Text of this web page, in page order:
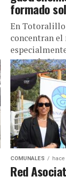
formado
En
concentran
grupo de 21
COMUNALES hace
Red